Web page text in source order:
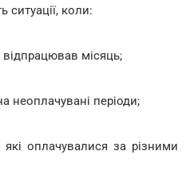
ситуації, коли:
місяць;
неоплачувані періоди;
оплачувалися за різними